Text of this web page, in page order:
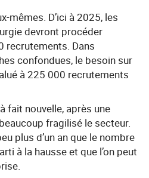
mêmes. D’ici à 2025, les
devront procéder
recrutements. Dans
confondues, le besoin sur
à 225 000 recrutements
fait nouvelle, après une
fragilisé le secteur.
plus d’un an que le nombre
à la hausse et que l’on peut